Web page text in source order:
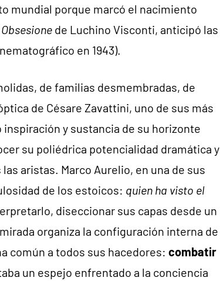
mundial porque marcó el nacimiento
Obsesione de Luchino Visconti, anticipó las
en 1943).
de familias desmembradas, de
de Césare Zavattini, uno de sus más
inspiración y sustancia de su horizonte
su poliédrica potencialidad dramática y
aristas. Marco Aurelio, en una de sus
de los estoicos: quien ha visto el
diseccionar sus capas desde un
organiza la configuración interna de
común a todos sus hacedores: combatir
un espejo enfrentado a la conciencia